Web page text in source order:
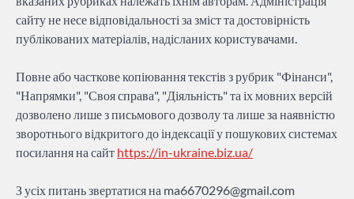
сайту не несе відповідальності за зміст та достовірність
публікованих матеріалів, надісланих користувачами.
Повне або часткове копіювання текстів з рубрик "Фінанси",
"Напрямки", "Своя справа", "Діяльність" та іх мовних версій
дозволено лише з письмового дозволу та лише за наявністю
зворотнього відкритого до індексації у пошукових системах
посилання на сайт https://in-ukraine.biz.ua/
З усіх питань звертатися на ma6670296@gmail.com